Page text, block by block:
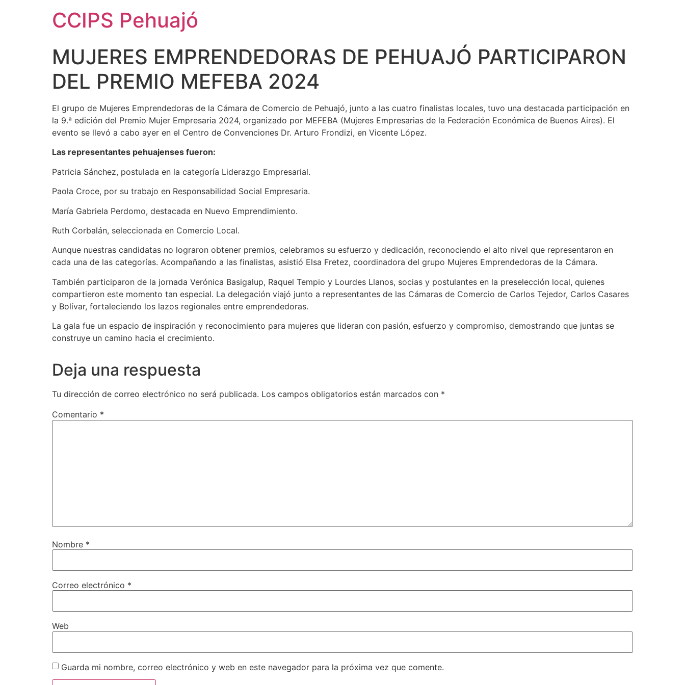
CCIPS Pehuajó
MUJERES EMPRENDEDORAS DE PEHUAJÓ PARTICIPARON
DEL PREMIO MEFEBA 2024
El grupo de Mujeres Emprendedoras de la Cámara de Comercio de Pehuajó, junto a las cuatro finalistas locales, tuvo una destacada participación en
la 9.ª edición del Premio Mujer Empresaria 2024, organizado por MEFEBA (Mujeres Empresarias de la Federación Económica de Buenos Aires). El
evento se llevó a cabo ayer en el Centro de Convenciones Dr. Arturo Frondizi, en Vicente López.
Las representantes pehuajenses fueron:
Patricia Sánchez, postulada en la categoría Liderazgo Empresarial.
Paola Croce, por su trabajo en Responsabilidad Social Empresaria.
María Gabriela Perdomo, destacada en Nuevo Emprendimiento.
Ruth Corbalán, seleccionada en Comercio Local.
Aunque nuestras candidatas no lograron obtener premios, celebramos su esfuerzo y dedicación, reconociendo el alto nivel que representaron en
cada una de las categorías. Acompañando a las finalistas, asistió Elsa Fretez, coordinadora del grupo Mujeres Emprendedoras de la Cámara.
También participaron de la jornada Verónica Basigalup, Raquel Tempio y Lourdes Llanos, socias y postulantes en la preselección local, quienes
compartieron este momento tan especial. La delegación viajó junto a representantes de las Cámaras de Comercio de Carlos Tejedor, Carlos Casares
y Bolívar, fortaleciendo los lazos regionales entre emprendedoras.
La gala fue un espacio de inspiración y reconocimiento para mujeres que lideran con pasión, esfuerzo y compromiso, demostrando que juntas se
construye un camino hacia el crecimiento.
Deja una respuesta
Tu dirección de correo electrónico no será publicada. Los campos obligatorios están marcados con *
Comentario *
Nombre *
Correo electrónico *
Web
Guarda mi nombre, correo electrónico y web en este navegador para la próxima vez que comente.